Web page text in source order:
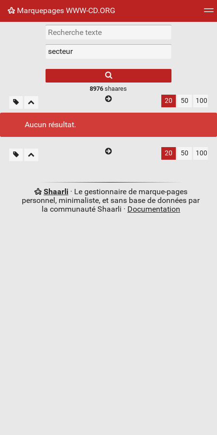
Marquepages WWW-CD.ORG
Nuage de tags Mur d'images
8976 shaares
20 50 100
Aucun résultat.
20 50 100
Shaarli· Le gestionnaire de marque-pages
personnel, minimaliste, et sans base de données par
la communauté Shaarli · Documentation